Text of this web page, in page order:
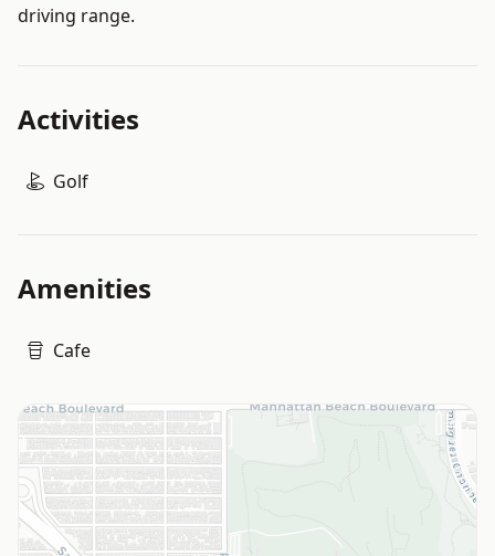
driving range.
Activities
Golf
Amenities
Cafe